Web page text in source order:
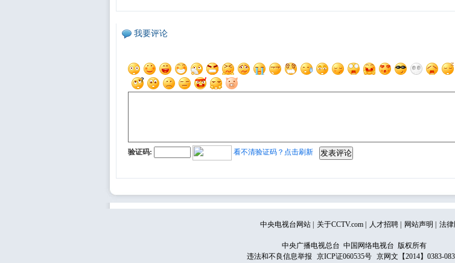
我要评论
验证码: 看不清验证码？点击刷新
中央电视台网站 关于CCTV.com 人才招聘 网站声明 法律
中央广播电视总台 中国网络电视台 版权所有
违法和不良信息举报
京ICP证060535号 京网文【2014】0383-